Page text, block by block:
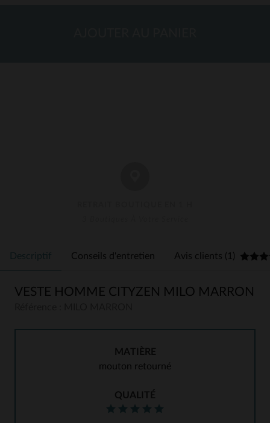
Descriptif Conseils d'entretien Avis clients (1)
VESTE HOMME CITYZEN MILO MARRON
MATIÈRE
mouton retourné
QUALITÉ